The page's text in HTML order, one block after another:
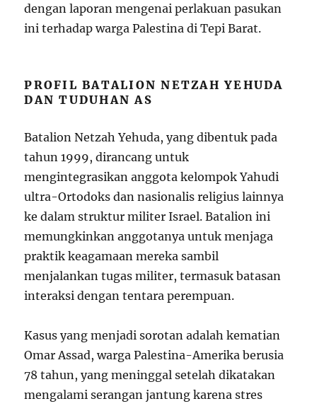
dengan laporan mengenai perlakuan pasukan
ini terhadap warga Palestina di Tepi Barat.
PROFIL BATALION NETZAH YEHUDA
DAN TUDUHAN AS
Batalion Netzah Yehuda, yang dibentuk pada
tahun 1999, dirancang untuk
mengintegrasikan anggota kelompok Yahudi
ultra-Ortodoks dan nasionalis religius lainnya
ke dalam struktur militer Israel. Batalion ini
memungkinkan anggotanya untuk menjaga
praktik keagamaan mereka sambil
menjalankan tugas militer, termasuk batasan
interaksi dengan tentara perempuan.
Kasus yang menjadi sorotan adalah kematian
Omar Assad, warga Palestina-Amerika berusia
78 tahun, yang meninggal setelah dikatakan
mengalami serangan jantung karena stres